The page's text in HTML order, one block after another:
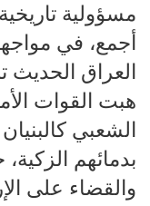
مسؤولية
أجمع، في
العراق
هبت القوات
الشعبي
بدمائهم
والقضاء على